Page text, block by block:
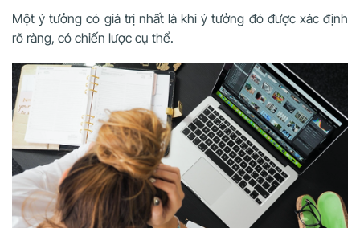
Một ý tưởng có giá trị nhất là khi ý tưởng đó được xác định
rõ ràng, có chiến lược cụ thể.